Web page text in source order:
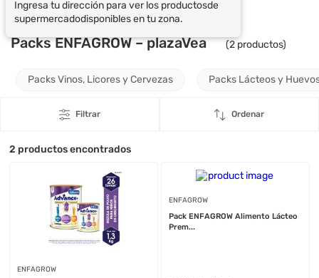
Ingresa tu dirección para ver los productosde
supermercadodisponibles en tu zona.
Packs ENFAGROW – plazaVea (2 productos)
Packs Vinos, Licores y Cervezas Packs Lácteos y
Filtrar Ordenar
2 productos encontrados
ENFAGROW
ENFAGROW
Pack ENFAGROW Alimento Lácteo
Prem...